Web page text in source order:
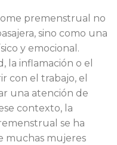
premenstrual no
sino como una
y emocional.
la inflamación o el
con el trabajo, el
una atención de
contexto, la
se ha
muchas mujeres